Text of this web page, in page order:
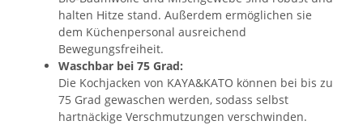
halten Hitze stand. Außerdem ermöglichen sie
dem Küchenpersonal ausreichend
Bewegungsfreiheit.
Waschbar bei 75 Grad:
Die Kochjacken von KAYA&KATO können bei bis zu
75 Grad gewaschen werden, sodass selbst
hartnäckige Verschmutzungen verschwinden.